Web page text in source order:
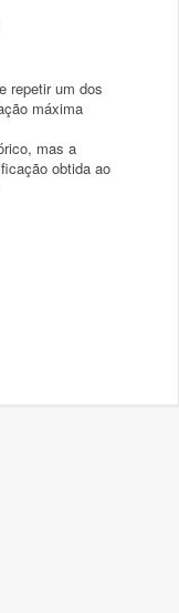
repetir um dos
máxima
mas a
obtida ao